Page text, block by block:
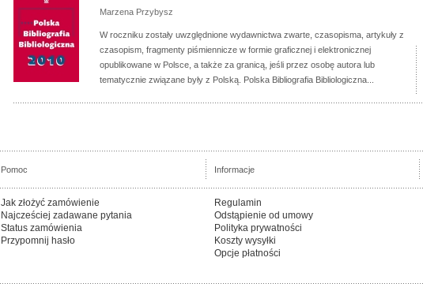
Marzena Przybysz
W roczniku zostały uwzględnione wydawnictwa zwarte, czasopisma, artykuły z
czasopism, fragmenty piśmiennicze w formie graficznej i elektronicznej
opublikowane w Polsce, a także za granicą, jeśli przez osobę autora lub
tematycznie związane były z Polską. Polska Bibliografia Bibliologiczna...
Pomoc Informacje
Jak złożyć zamówienie
Najcześciej zadawane pytania
Status zamówienia
Przypomnij hasło
Regulamin
Odstąpienie od umowy
Polityka prywatności
Koszty wysyłki
Opcje płatności